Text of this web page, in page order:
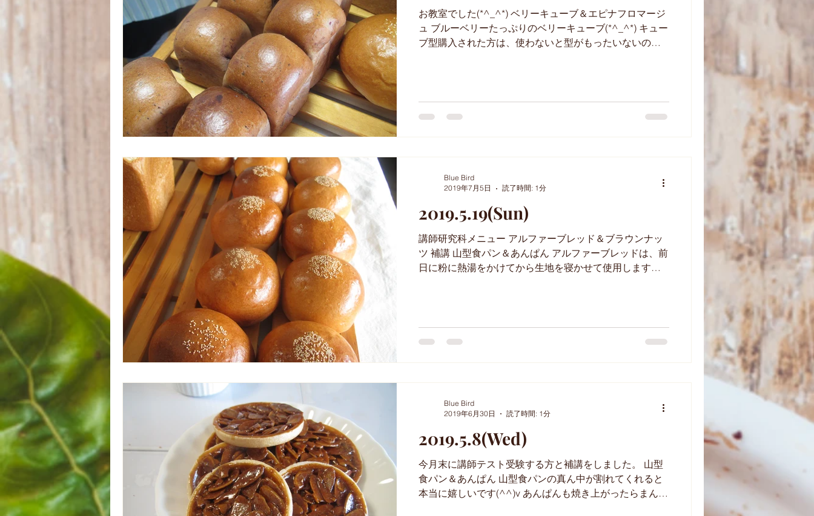
お教室でした(*^_^*) ベリーキューブ＆エピナフロマージ
ュ ブルーベリーたっぷりのベリーキューブ(*^_^*) キュー
ブ型購入された方は、使わないと型がもったいないの
2019.5.19(Sun)
講師研究科メニュー アルファーブレッド＆ブラウンナッ
ツ 補講 山型食パン＆あんぱん アルファーブレッドは、前
日に粉に熱湯をかけてから生地を寝かせて使用します。
Blue Bird
2019年7月5日
読了時間: 1分
2019.5.8(Wed)
今月末に講師テスト受験する方と補講をしました。 山型
食パン＆あんぱん 山型食パンの真ん中が割れてくれると
本当に嬉しいです(^^)v あんぱんも焼き上がったらまん丸
Blue Bird
2019年6月30日
読了時間: 1分